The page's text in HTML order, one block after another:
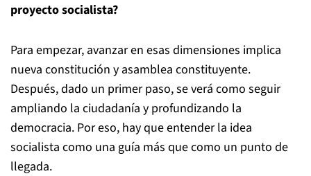
proyecto socialista?
Para empezar, avanzar en esas dimensiones implica
nueva constitución y asamblea constituyente.
Después, dado un primer paso, se verá como seguir
ampliando la ciudadanía y profundizando la
democracia. Por eso, hay que entender la idea
socialista como una guía más que como un punto de
llegada.